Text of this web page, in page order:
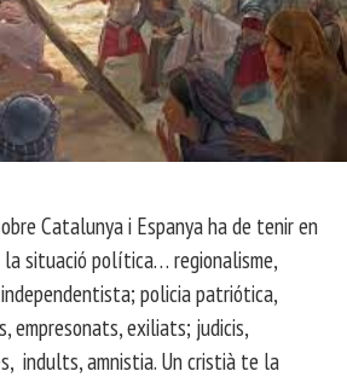
Catalunya i Espanya ha de tenir en
la situació política… regionalisme,
policia patriótica,
empresonats, exiliats; judicis,
indults, amnistia. Un cristià te la